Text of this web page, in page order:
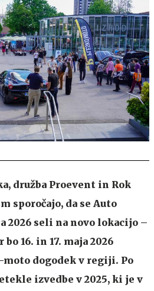
družba Proevent in Rok
sporočajo, da se Auto
2026 seli na novo lokacijo –
16. in 17. maja 2026
dogodek v regiji. Po
izvedbe v 2025, ki je v